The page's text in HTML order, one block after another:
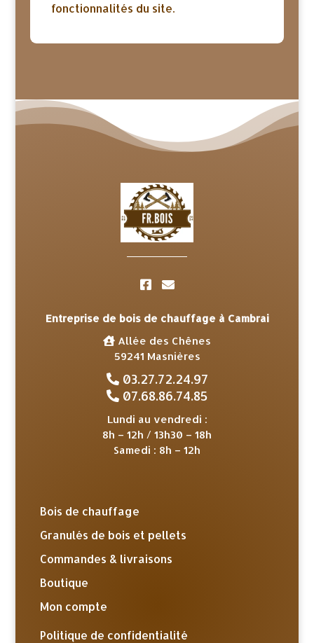
fonctionnalités du site.
Entreprise de bois de chauffage à Cambrai
Allée des Chênes
59241 Masnières
03.27.72.24.97
07.68.86.74.85
Lundi au vendredi :
8h – 12h / 13h30 – 18h
Samedi : 8h – 12h
Bois de chauffage
Granulés de bois et pellets
Commandes & livraisons
Boutique
Mon compte
Politique de confidentialité